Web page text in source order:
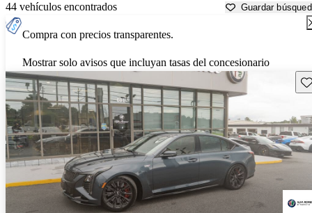
44 vehículos encontrados Guardar
Compra con precios transparentes.
Mostrar solo avisos que incluyan tasas del concesionario